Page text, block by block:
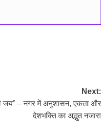
Next:
जय” – नगर में अनुशासन, एकता और
देशभक्ति का अद्भुत नजारा